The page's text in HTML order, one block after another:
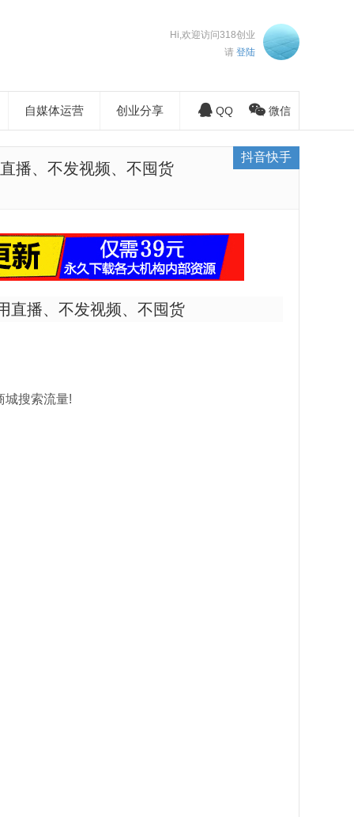
Hi,欢迎访问318创业
请 登陆
自媒体运营 创业分享 QQ 微信
播、不发视频、不囤货
抖音快手
直播、不发视频、不囤货
2023快‮超速‬车!不‮视发‬频，不‮直开‬播，7天打爆商城推‮流荐‬量!10天打爆商城‮索搜‬流量!